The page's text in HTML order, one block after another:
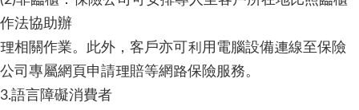
作法協助辦
理相關作業。此外，客戶亦可利用電腦設備連線至保險
公司專屬網頁申請理賠等網路保險服務。
3.語言障礙消費者